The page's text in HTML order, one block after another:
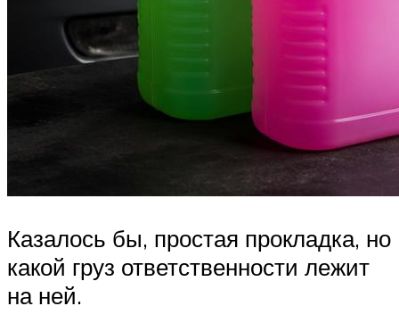
Казалось бы, простая прокладка, но
какой груз ответственности лежит
на ней.